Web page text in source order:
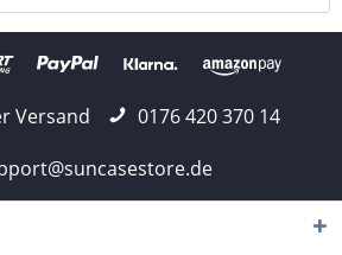
Versand
0176 420 370 14